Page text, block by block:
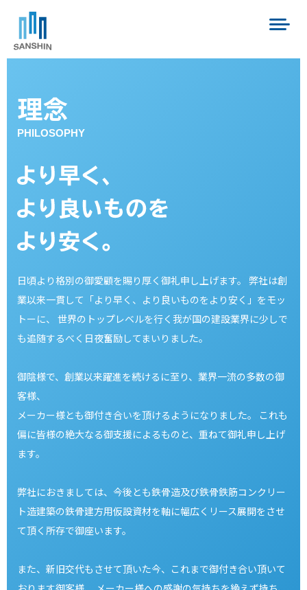
理念
PHILOSOPHY
日頃より格別の御愛顧を賜り厚く御礼申し上げます。 弊社は創
業以来一貫して「より早く、より良いものをより安く」をモッ
トーに、
世界のトップレベルを行く我が国の建設業界に少しで
も追随するべく日夜奮励してまいりました。
御陰様で、創業以来躍進を続けるに至り、業界一流の多数の御
客様、
メーカー様とも御付き合いを頂けるようになりました。
これも
偏に皆様の絶大なる御支援によるものと、重ねて御礼申し上げ
ます。
弊社におきましては、今後とも鉄骨造及び鉄骨鉄筋コンクリー
ト造建築の鉄骨建方用仮設資材を軸に幅広くリース展開をさせ
て頂く所存で御座います。
また、新旧交代もさせて頂いた今、これまで御付き合い頂いて